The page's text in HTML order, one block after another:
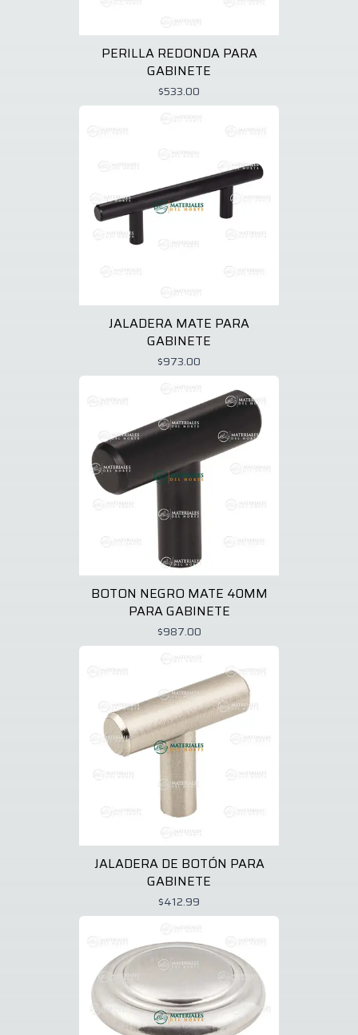
PERILLA REDONDA PARA
GABINETE
$533.00
JALADERA MATE PARA
GABINETE
$973.00
BOTON NEGRO MATE 40MM
PARA GABINETE
$987.00
JALADERA DE BOTÓN PARA
GABINETE
$412.99